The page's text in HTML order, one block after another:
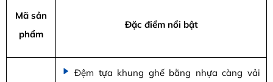
Mã sản
phẩm
Đặc điểm nổi bật
Đệm tựa khung ghế bằng nhựa càng vải